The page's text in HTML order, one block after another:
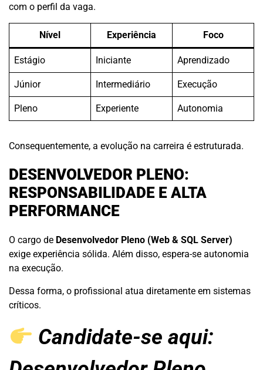
com o perfil da vaga.
Nível Experiência Foco
Estágio Iniciante Aprendizado
Júnior Intermediário Execução
Pleno Experiente Autonomia
Consequentemente, a evolução na carreira é estruturada.
DESENVOLVEDOR PLENO:
RESPONSABILIDADE E ALTA
PERFORMANCE
O cargo de Desenvolvedor Pleno (Web & SQL Server)
exige experiência sólida. Além disso, espera-se autonomia
na execução.
Dessa forma, o profissional atua diretamente em sistemas
críticos.
Candidate-se aqui: